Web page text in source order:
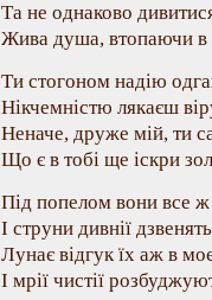
Та не однаково
Жива душа, втопаючи в
Ти стогоном надію
Нікчемністю лякаєш
Неначе, друже мій, ти
Що є в тобі ще іскри
Під попелом вони все ж
І струни дивнії
Лунає відгук їх аж в
І мрії чистії